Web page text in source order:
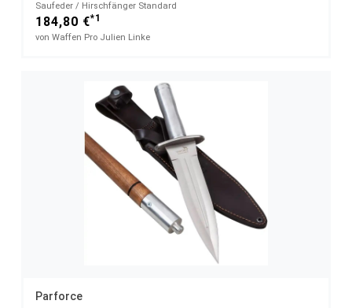
Saufeder / Hirschfänger Standard
184,80 €*1
von Waffen Pro Julien Linke
Parforce